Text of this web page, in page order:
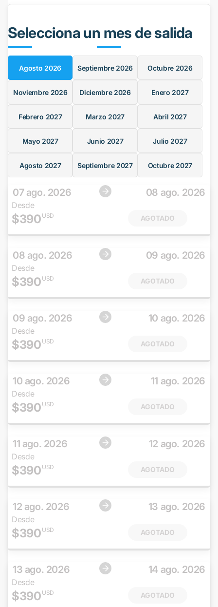
Selecciona un mes de salida
Agosto 2026 Septiembre 2026 Octubre 2026
Noviembre 2026 Diciembre 2026 Enero 2027
Febrero 2027 Marzo 2027 Abril 2027
Mayo 2027 Junio 2027 Julio 2027
Agosto 2027 Septiembre 2027 Octubre 2027
07 ago. 2026 08 ago. 2026
Desde
$390 USD AGOTADO
08 ago. 2026 09 ago. 2026
Desde
$390 USD AGOTADO
09 ago. 2026 10 ago. 2026
Desde
$390 USD AGOTADO
10 ago. 2026 11 ago. 2026
Desde
$390 USD AGOTADO
11 ago. 2026 12 ago. 2026
Desde
$390 USD AGOTADO
12 ago. 2026 13 ago. 2026
Desde
$390 USD AGOTADO
13 ago. 2026 14 ago. 2026
Desde
$390 USD AGOTADO